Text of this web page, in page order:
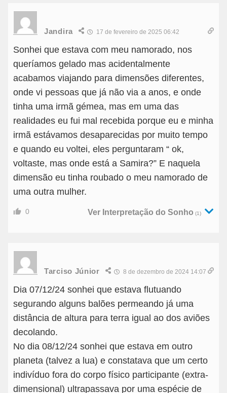
Jandira 17 de fevereiro de 2025 06:42
Sonhei que estava com meu namorado, nos
queríamos gelado mas acidentalmente
acabamos viajando para dimensões diferentes,
onde vi pessoas que já não via a anos, e onde
tinha uma irmã gémea, mas em uma das
realidades eu fui mal recebida porque eu e minha
irmã estávamos desaparecidas por muito tempo
e quando eu voltei, eles perguntaram “ ok,
voltaste, mas onde está a Samira?” E naquela
dimensão eu tinha roubado o meu namorado de
uma outra mulher.
0 Ver Interpretação do Sonho (1)
Tarciso Júnior 8 de dezembro de 2024 14:07
Dia 07/12/24 sonhei que estava flutuando
segurando alguns balões permeando já uma
distância de altura para terra igual ao dos aviões
decolando.
No dia 08/12/24 sonhei que estava em outro
planeta (talvez a lua) e constatava que um certo
indivíduo fora do corpo físico participante (extra-
dimensional) ultrapassava por uma espécie de